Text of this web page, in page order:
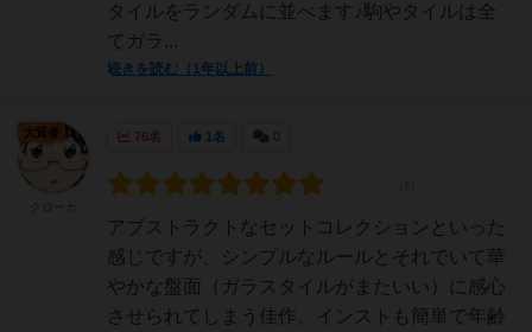
タイルをランダムに並べます♪駒やタイルは全
てガラ...
続きを読む（1年以上前）
76名 1名
アブストラクトなセットコレクションといった
感じですが、シンプルなルールとそれでいて華
やかな盤面（ガラスタイルがまたいい）に感心
させられてしまう佳作。インストも簡単で年齢
大賢者